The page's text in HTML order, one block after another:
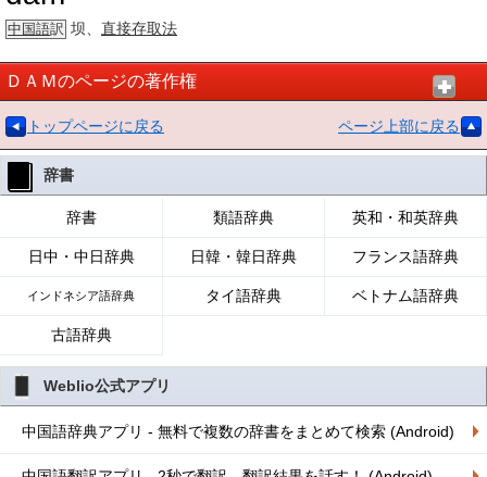
中国語訳 坝、 直接存取法
ＤＡＭのページの著作権
トップページに戻る ページ上部に戻る
辞書
辞書 類語辞典 英和・和英辞典
日中・中日辞典 日韓・韓日辞典 フランス語辞典
インドネシア語辞典 タイ語辞典 ベトナム語辞典
古語辞典
Weblio公式アプリ
中国語辞典アプリ - 無料で複数の辞書をまとめて検索 (Android)